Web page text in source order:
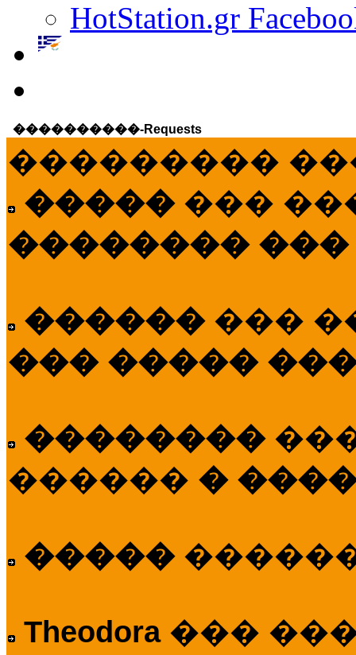
HotStation.gr
����������-Requests
���������
����� ���
��������
������ ���
��� �����
��������
������ �
�����
Theodora ���